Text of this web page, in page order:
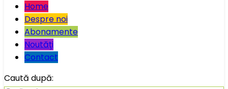
Home
Despre noi
Abonamente
Noutăţi
Contact
Caută după: